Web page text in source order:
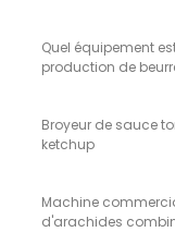
Quel équipement
production de
Broyeur de sauce
ketchup
Machine
d'arachides